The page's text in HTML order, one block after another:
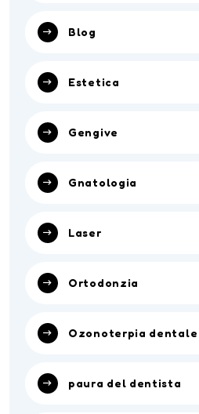
Blog
Estetica
Gengive
Gnatologia
Laser
Ortodonzia
Ozonoterpia dentale
paura del dentista